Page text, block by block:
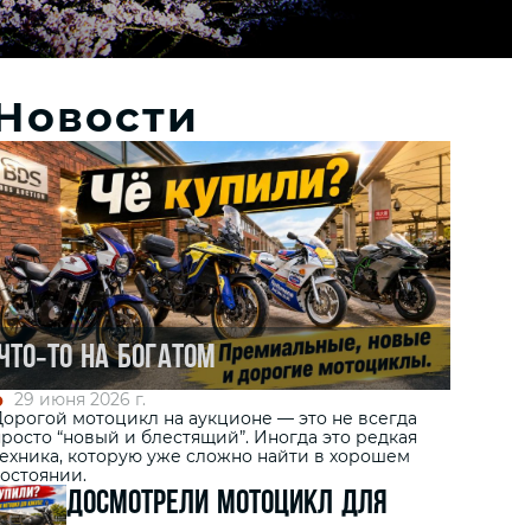
то на богатом
29 июня 2026 г.
мотоцикл на аукционе — это не всегда
“новый и блестящий”. Иногда это редкая
которую уже сложно найти в хорошем
Досмотрели мотоцикл для